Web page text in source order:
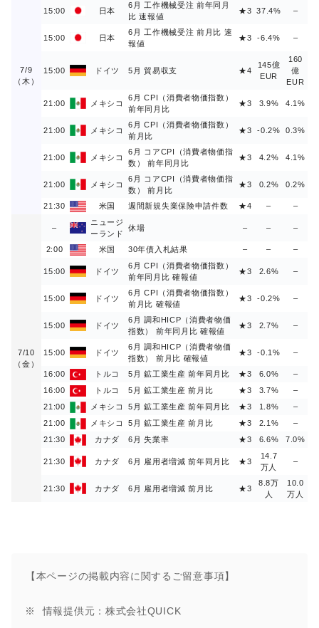
7/9
（木）
15:00 日本
6月 工作機械受注 前年同月
比 速報値
★3 37.4% –
15:00 日本
6月 工作機械受注 前月比 速
報値
★3 -6.4% –
15:00 ドイツ 5月 貿易収支 ★4
145億
EUR
160
億
EUR
21:00 メキシコ
6月 CPI（消費者物価指数）
前年同月比
★3 3.9% 4.1%
21:00 メキシコ
6月 CPI（消費者物価指数）
前月比
★3 -0.2% 0.3%
21:00 メキシコ
6月 コアCPI（消費者物価指
数） 前年同月比
★3 4.2% 4.1%
21:00 メキシコ
6月 コアCPI（消費者物価指
数） 前月比
★3 0.2% 0.2%
21:30 米国 週間新規失業保険申請件数 ★4 – –
7/10
（金）
–
ニュージ
ーランド
休場 – – –
2:00 米国 30年債入札結果 – – –
15:00 ドイツ
6月 CPI（消費者物価指数）
前年同月比 確報値
★3 2.6% –
15:00 ドイツ
6月 CPI（消費者物価指数）
前月比 確報値
★3 -0.2% –
15:00 ドイツ
6月 調和HICP（消費者物価
指数） 前年同月比 確報値
★3 2.7% –
15:00 ドイツ
6月 調和HICP（消費者物価
指数） 前月比 確報値
★3 -0.1% –
16:00 トルコ 5月 鉱工業生産 前年同月比 ★3 6.0%
–
16:00
トルコ 5月 鉱工業生産 前月比 ★3 3.7%
–
21:00
メキシコ 5月 鉱工業生産 前年同月比 ★3 1.8%
–
21:00
メキシコ 5月 鉱工業生産 前月比 ★3 2.1%
–
21:30
カナダ 6月 失業率 ★3 6.6% 7.0%
21:30 カナダ 6月 雇用者増減 前年同月比 ★3
14.7
万人
–
21:30 カナダ 6月 雇用者増減 前月比 ★3
8.8万
人
10.0
万人
【本ページの掲載内容に関するご留意事項】
情報提供元：株式会社QUICK